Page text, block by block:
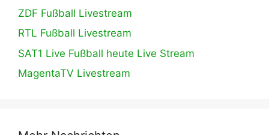
ZDF Fußball Livestream
RTL Fußball Livestream
SAT1 Live Fußball heute Live Stream
MagentaTV Livestream